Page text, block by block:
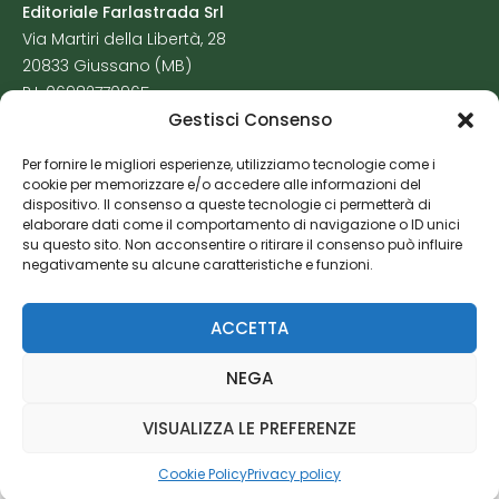
Gestisci Consenso
Per fornire le migliori esperienze, utilizziamo tecnologie come i
cookie per memorizzare e/o accedere alle informazioni del
dispositivo. Il consenso a queste tecnologie ci permetterà di
elaborare dati come il comportamento di navigazione o ID unici
su questo sito. Non acconsentire o ritirare il consenso può influire
negativamente su alcune caratteristiche e funzioni.
ACCETTA
NEGA
VISUALIZZA LE PREFERENZE
Cookie PolicyPrivacy policy
Editoriale Farlastrada Srl
Via Martiri della Libertà, 28
20833 Giussano (MB)
P.I. 06982770965
Cookie Policy
Risorse Aggiuntive